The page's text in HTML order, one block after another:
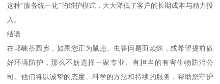
这种“服务统一化”的维护模式，大大降低了客户的长期成本与精力投
入。
结语
在邛崃茶园乡，如果您正为鼠患、虫害问题而烦恼，或希望提前做
好环境防护，那么不妨选择一家专业、有担当的有害生物防治公
司。他们将以诚挚的态度、科学的方法和持续的服务，帮助您守护